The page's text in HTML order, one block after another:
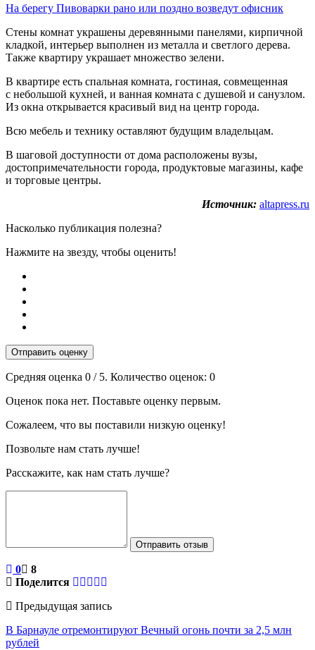
На берегу Пивоварки рано или поздно возведут офисник
Стены комнат украшены деревянными панелями, кирпичной
кладкой, интерьер выполнен из металла и светлого дерева.
Также квартиру украшает множество зелени.
В квартире есть спальная комната, гостиная, совмещенная
с небольшой кухней, и ванная комната с душевой и санузлом.
Из окна открывается красивый вид на центр города.
Всю мебель и технику оставляют будущим владельцам.
В шаговой доступности от дома расположены вузы,
достопримечательности города, продуктовые магазины, кафе
и торговые центры.
Источник: altapress.ru
Насколько публикация полезна?
Нажмите на звезду, чтобы оценить!
Отправить оценку
Средняя оценка 0 / 5. Количество оценок: 0
Оценок пока нет. Поставьте оценку первым.
Сожалеем, что вы поставили низкую оценку!
Позвольте нам стать лучше!
Расскажите, как нам стать лучше?
Отправить отзыв
0
8
Поделится
Предыдущая запись
В Барнауле отремонтируют Вечный огонь почти за 2,5 млн
рублей